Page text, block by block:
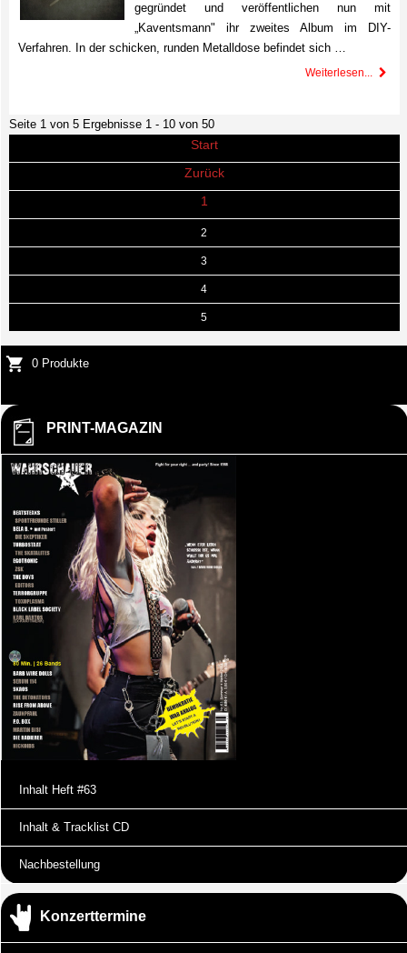
gegründet und veröffentlichen nun mit
„Kaventsmann" ihr zweites Album im DIY-
Verfahren. In der schicken, runden Metalldose befindet sich …
Weiterlesen...
Seite 1 von 5 Ergebnisse 1 - 10 von 50
Start
Zurück
1
2
3
4
5
0 Produkte
PRINT-MAGAZIN
Inhalt Heft #63
Inhalt & Tracklist CD
Nachbestellung
Konzerttermine